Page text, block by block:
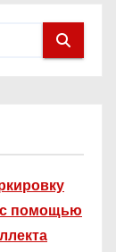
с помощью